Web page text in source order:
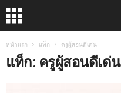
หน้าแรก แท็ก ครูผู้สอนดีเด่น
แท็ก: ครูผู้สอนดีเด่น